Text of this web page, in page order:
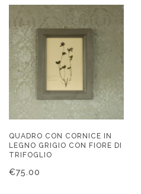
QUADRO CON CORNICE IN
LEGNO GRIGIO CON FIORE DI
TRIFOGLIO
€75.00